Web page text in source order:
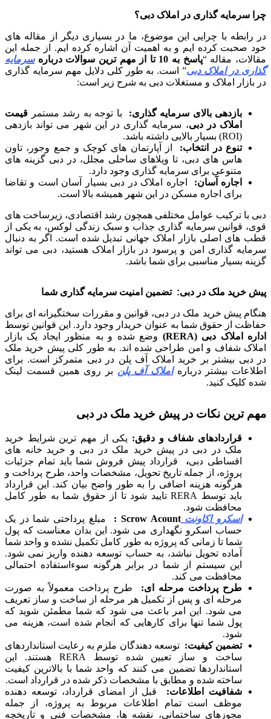
چرا سرمایه گذاری در املاک دبی؟
در رابطه با چرایی این موضوع، ما در بسیاری دیگر از مقاله های
خود صحبت کرده ایم و به اهمیت آن اشاره کرده ایم. از جمله این
مقالات، مقاله “پاسخ به 10 تا از مهم ترین سوالات درباره
سرمایه
گذاری در املاک دبی” است. به طور کلی دلایل مهم سرمایه گذاری
در بازار املاک و مستغلات دبی به شرح زیر است:
بازدهی بالای سرمایه گذاری: با توجه به رشد مستمر قیمت
املاک در دبی، سرمایه گذاری در این شهر می تواند بازدهی
(ROI) بسیار بالایی داشته باشد.
تنوع در انتخاب:
از آپارتمان های کوچک و جمع وجور، تاون
هاس های دبی، تا ویلاهای ساحلی مجلل، در دبی گزینه های
متنوعی برای سرمایه گذاری وجود دارد.
اجاره آسان:
اجاره املاک در دبی بسیار آسان است و تقاضا
برای اجاره مسکن در این شهر همیشه بالا است.
دبی با ترکیب عوامل مختلفی همچون رشد اقتصادی، زیرساخت های
قوی، قوانین سرمایه گذاری جذاب و سبک زندگی لوکس، به یکی از
قطب های اصلی بازار املاک جهانی تبدیل شده است. اگر به دنبال
سرمایه گذاری امن و پرسود در بازار املاک هستید، دبی می تواند
گزینه بسیار مناسبی برای شما باشد.
پیش خرید ملک در دبی: تضمین امنیت سرمایه گذاری شما
هنگام پیش خرید ملک در دبی، قوانین و مقررات سختگیرانه ای برای
حفاظت از حقوق شما به عنوان خریدار وجود دارد. این قوانین توسط
اداره املاک دبی (RERA)
وضع شده و به منظور ایجاد یک بازار
املاک شفاف و امن طراحی شده اند. به طور کلی پیش خرید ملک
در دبی بیشتر بر خرید املاک آف پلن در دبی متمرکز است. برای
اطلاعات بیشتر دربارهاملاک آف پلن بر روی همین قسمت لینک
شده کلیک کنید.
مهم ترین نکات در پیش خرید ملک در دبی
قراردادهای شفاف و دقیق: یکی از مهم ترین شرایط خرید
ملک در دبی در پیش خرید ملک در دبی و خرید خانه های
اقساطی دبی،
قرارداد پیش فروش شما باید تمام جزئیات
پروژه، از جمله تاریخ تحویل، مشخصات واحد، طرح پرداخت و
هرگونه هزینه اضافی را به طور واضح بیان کند. این قرارداد
باید توسط RERA تایید شود تا از حقوق شما به طور کامل
محافظت شود.
اسکرو اکاونتScrow Acount
:
مبلغ پرداختی شما در یک
حساب اسکرو نگهداری می شود. این بدان معناست که پول
شما تا زمانی که پروژه به طور کامل تکمیل نشده و واحد شما
آماده تحویل نباشد، به حساب توسعه دهنده واریز نمی شود.
این سیستم از شما در برابر هرگونه سوءاستفاده احتمالی
محافظت می کند.
طرح پرداخت مرحله ای:
طرح پرداخت معمولاً به صورت
مرحله ای و پس از تکمیل هر مرحله از ساخت و ساز تعریف
می شود. این امر باعث می شود که شما مطمئن شوید که
پول شما تنها برای کارهایی که انجام شده است، هزینه می
شود.
تضمین کیفیت: توسعه دهندگان ملزم به رعایت استانداردهای
ساخت و ساز تعیین شده توسط RERA هستند. این
استانداردها تضمین می کنند که واحد شما با بالاترین کیفیت
ساخته شده و مطابق با مشخصات ذکر شده در قرارداد است.
شفافیت اطلاعات:
قبل از امضای قرارداد، توسعه دهنده
موظف است تمام اطلاعات مربوط به پروژه، از جمله
مجوزهای ساختمانی، نقشه ها، مشخصات فنی و تاریخچه